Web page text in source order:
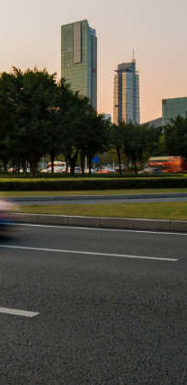
lesen